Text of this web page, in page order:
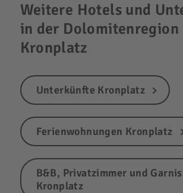
Weitere Hotels und
in der Dolomitenregion
Kronplatz
Unterkünfte Kronplatz
Ferienwohnungen Kronplatz
B&B, Privatzimmer und Garnis
Kronplatz